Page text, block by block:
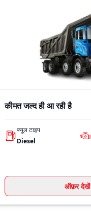
कीमत जल्द ही आ रही है
फ्यूल टाइप
Diesel
ऑफ़र देखें